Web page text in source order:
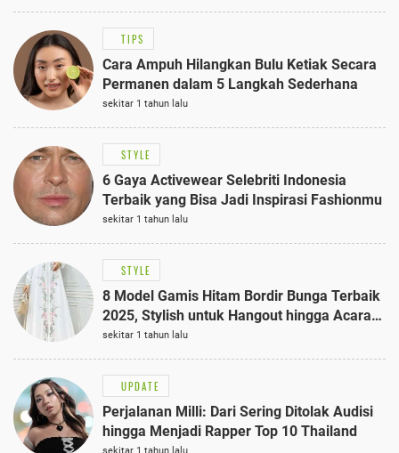
TIPS
Cara Ampuh Hilangkan Bulu Ketiak Secara
Permanen dalam 5 Langkah Sederhana
sekitar 1 tahun lalu
STYLE
6 Gaya Activewear Selebriti Indonesia
Terbaik yang Bisa Jadi Inspirasi Fashionmu
sekitar 1 tahun lalu
STYLE
8 Model Gamis Hitam Bordir Bunga Terbaik
2025, Stylish untuk Hangout hingga Acara
Semi-Formal
sekitar 1 tahun lalu
UPDATE
Perjalanan Milli: Dari Sering Ditolak Audisi
hingga Menjadi Rapper Top 10 Thailand